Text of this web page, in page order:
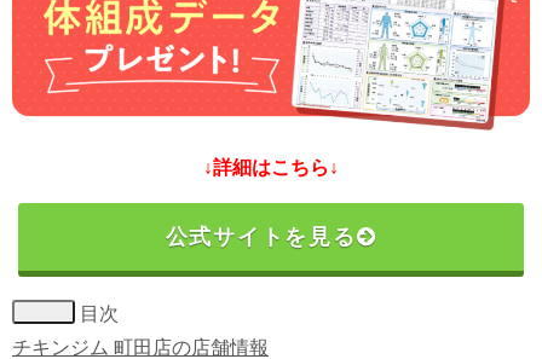
↓詳細はこちら↓
公式サイトを見る
目次
チキンジム 町田店の店舗情報